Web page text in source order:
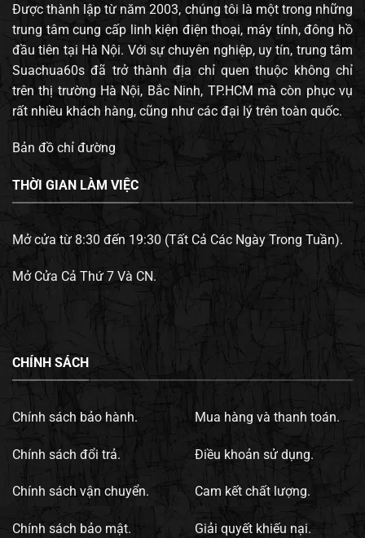
Được thành lập từ năm 2003, chúng tôi là một trong những
trung tâm cung cấp linh kiện điện thoại, máy tính, đông hồ
đầu tiên tại Hà Nội. Với sự chuyên nghiệp, uy tín, trung tâm
Suachua60s đã trở thành địa chỉ quen thuộc không chỉ
trên thị trường Hà Nội, Bắc Ninh, TP.HCM mà còn phục vụ
rất nhiều khách hàng, cũng như các đại lý trên toàn quốc.
Bản đồ chỉ đường
THỜI GIAN LÀM VIỆC
Mở cửa từ 8:30 đến 19:30 (Tất Cả Các Ngày Trong Tuần).
Mở Cửa Cả Thứ 7 Và CN.
CHÍNH SÁCH
Chính sách bảo hành.
Chính sách đổi trả.
Chính sách vận chuyển.
Chính sách bảo mật.
Mua hàng và thanh toán.
Điều khoản sử dụng.
Cam kết chất lượng.
Giải quyết khiếu nại.